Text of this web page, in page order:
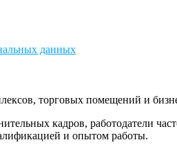
данных
торговых помещений и
кадров, работодатели
и опытом работы.